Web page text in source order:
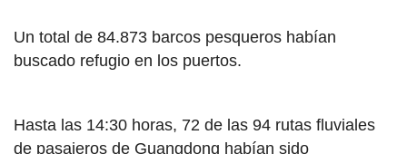
Un total de 84.873 barcos pesqueros habían
buscado refugio en los puertos.
Hasta las 14:30 horas, 72 de las 94 rutas fluviales
de pasajeros de Guangdong habían sido